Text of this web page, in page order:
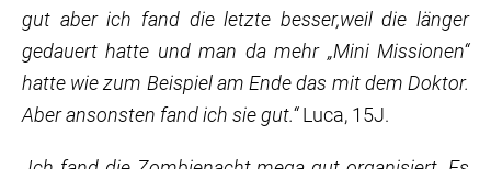
gut aber ich fand die letzte besser,weil die länger
gedauert hatte und man da mehr „Mini Missionen“
hatte wie zum Beispiel am Ende das mit dem Doktor.
Aber ansonsten fand ich sie gut.“Luca, 15J.